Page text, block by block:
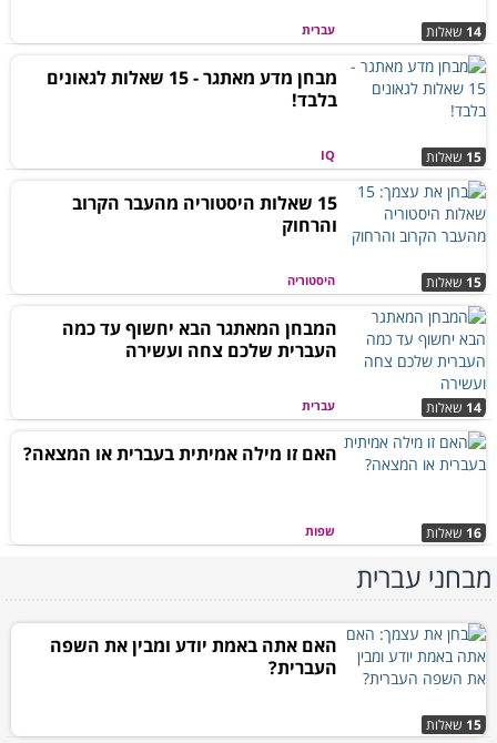
עברית 14 שאלות
IQ 15 שאלות
מבחן מדע מאתגר - 15 שאלות לגאונים
בלבד!
היסטוריה 15 שאלות
15 שאלות היסטוריה מהעבר הקרוב
והרחוק
עברית 14 שאלות
המבחן המאתגר הבא יחשוף עד כמה
העברית שלכם צחה ועשירה
שפות 16 שאלות
האם זו מילה אמיתית בעברית או המצאה?
מבחני עברית
15 שאלות
האם אתה באמת יודע ומבין את השפה
העברית?